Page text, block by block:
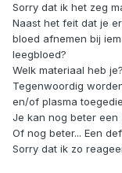
Sorry dat ik het zeg
Naast het feit dat je
bloed afnemen bij
leegbloed?
Welk materiaal heb je?
Tegenwoordig
en/of plasma
Je kan nog beter een
Of nog beter... Een
Sorry dat ik zo